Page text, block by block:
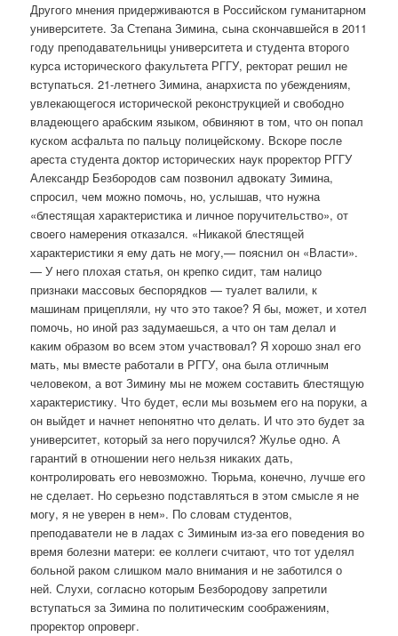
Другого мнения придерживаются в Российском гуманитарном
университете. За Степана Зимина, сына скончавшейся в 2011
году преподавательницы университета и студента второго
курса исторического факультета РГГУ, ректорат решил не
вступаться. 21-летнего Зимина, анархиста по убеждениям,
увлекающегося исторической реконструкцией и свободно
владеющего арабским языком, обвиняют в том, что он попал
куском асфальта по пальцу полицейскому. Вскоре после
ареста студента доктор исторических наук проректор РГГУ
Александр Безбородов сам позвонил адвокату Зимина,
спросил, чем можно помочь, но, услышав, что нужна
«блестящая характеристика и личное поручительство», от
своего намерения отказался. «Никакой блестящей
характеристики я ему дать не могу,— пояснил он «Власти».
— У него плохая статья, он крепко сидит, там налицо
признаки массовых беспорядков — туалет валили, к
машинам прицепляли, ну что это такое? Я бы, может, и хотел
помочь, но иной раз задумаешься, а что он там делал и
каким образом во всем этом участвовал? Я хорошо знал его
мать, мы вместе работали в РГГУ, она была отличным
человеком, а вот Зимину мы не можем составить блестящую
характеристику. Что будет, если мы возьмем его на поруки, а
он выйдет и начнет непонятно что делать. И что это будет за
университет, который за него поручился? Жулье одно. А
гарантий в отношении него нельзя никаких дать,
контролировать его невозможно. Тюрьма, конечно, лучше его
не сделает. Но серьезно подставляться в этом смысле я не
могу, я не уверен в нем». По словам студентов,
преподаватели не в ладах с Зиминым из-за его поведения во
время болезни матери: ее коллеги считают, что тот уделял
больной раком слишком мало внимания и не заботился о
ней. Слухи, согласно которым Безбородову запретили
вступаться за Зимина по политическим соображениям,
проректор опроверг.